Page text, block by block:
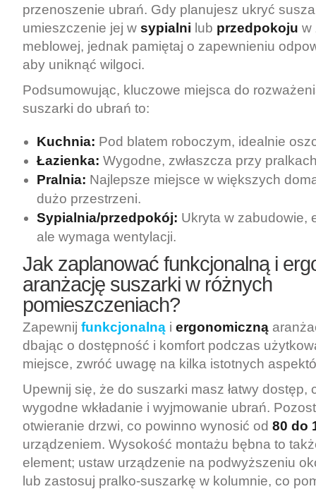
przenoszenie ubrań. Gdy planujesz ukryć
umieszczenie jej w sypialni lub przedpokoju w
meblowej, jednak pamiętaj o zapewnieniu
aby uniknąć wilgoci.
Podsumowując, kluczowe miejsca do
suszarki do ubrań to:
Kuchnia: Pod blatem roboczym, idealnie
Łazienka: Wygodne, zwłaszcza przy
Pralnia: Najlepsze miejsce w większych
dużo przestrzeni.
Sypialnia/przedpokój: Ukryta w zabudowie,
ale wymaga wentylacji.
Jak zaplanować funkcjonalnąi
aranżację suszarki w różnych
pomieszczeniach?
Zapewnij funkcjonalną i ergonomiczną
dbając o dostępność i komfort podczas
miejsce, zwróć uwagę na kilka istotnych
Upewnij się, że do suszarki masz łatwy dostęp,
wygodne wkładanie i wyjmowanie ubrań.
otwieranie drzwi, co powinno wynosić od 80 do
urządzeniem. Wysokość montażu bębna to
element; ustaw urządzenie na podwyższeniu
lub zastosuj pralko-suszarkę w kolumnie, co